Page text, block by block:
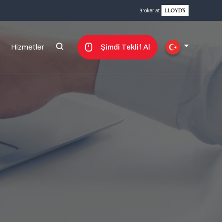
Hizmetler Şimdi Teklif Al